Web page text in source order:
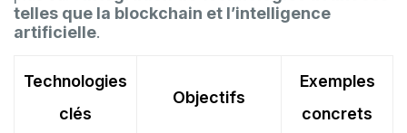
telles que la blockchain et l’intelligence
artificielle.
Technologies
clés
Objectifs
Exemples
concrets